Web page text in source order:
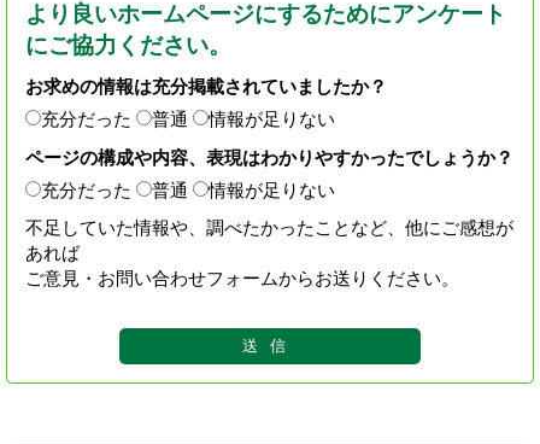
より良いホームページにするためにアンケート
にご協力ください。
お求めの情報は充分掲載されていましたか？
充分だった
普通
情報が足りない
ページの構成や内容、表現はわかりやすかったでしょうか？
充分だった
普通
情報が足りない
不足していた情報や、調べたかったことなど、他にご感想が
あれば
ご意見・お問い合わせフォームからお送りください。